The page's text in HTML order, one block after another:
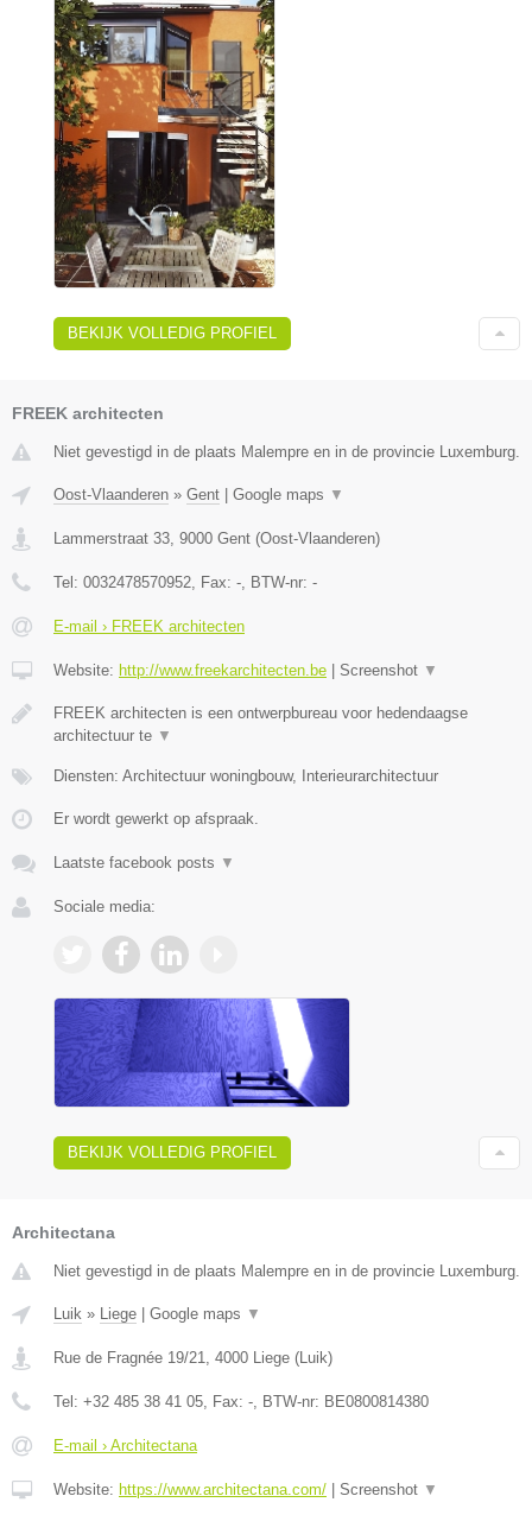
BEKIJK VOLLEDIG PROFIEL
FREEK architecten
Niet gevestigd in de plaats Malempre en in de provincie Luxemburg.
Oost-Vlaanderen » Gent Google maps ▼
Lammerstraat 33 9000 Gent (Oost-Vlaanderen)
Tel: 0032478570952 , Fax: - , BTW-nr: -
E-mail › FREEK architecten
Website: http://www.freekarchitecten.be Screenshot ▼
FREEK architecten is een ontwerpbureau voor hedendaagse
architectuur te ▼
Diensten: Architectuur woningbouw, Interieurarchitectuur
Er wordt gewerkt op afspraak.
Laatste facebook posts ▼
Sociale media:
BEKIJK VOLLEDIG PROFIEL
Architectana
Niet gevestigd in de plaats Malempre en in de provincie Luxemburg.
Luik » Liege Google maps ▼
Rue de Fragnée 19/21, 4000 Liege (Luik)
Tel: +32 485 38 41 05, Fax: -, BTW-nr: BE0800814380
E-mail › Architectana
Website: https://www.architectana.com/ Screenshot ▼